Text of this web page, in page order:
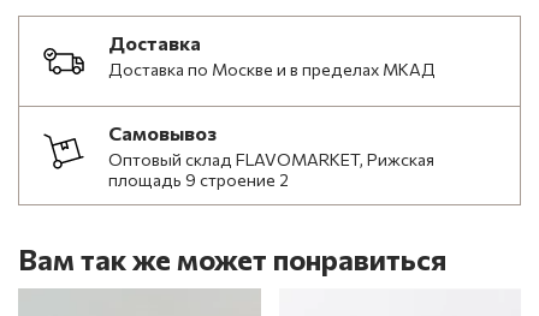
Доставка
Доставка по Москве и в пределах МКАД
Самовывоз
Оптовый склад FLAVOMARKET, Рижская
площадь 9 строение 2
Вам так же может понравиться